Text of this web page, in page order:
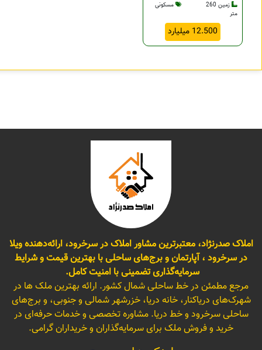
زمین 260
متر
مسکونی
12.500 میلیارد
املاک صدرنژاد، معتبرترین مشاور املاک در سرخرود، ارائه‌دهنده ویلا
در سرخرود ، آپارتمان و برج‌های ساحلی با بهترین قیمت و شرایط
سرمایه‌گذاری تضمینی با امنیت کامل.
مرجع مطمئن در خط ساحلی شمال کشور. ارائه بهترین ملک ها در
شهرک‌های دریاکنار، خانه دریا، خزرشهر شمالی و جنوبی، و برج‌های
ساحلی سرخرود و خط دریا. مشاوره تخصصی و خدمات حرفه‌ای در
خرید و فروش ملک برای سرمایه‌گذاران و خریداران گرامی.